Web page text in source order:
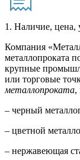
1. Наличие, цена,
Компания
металлопроката
крупные
или торговые
металлопроката,
– черный
– цветной
– нержавеющая